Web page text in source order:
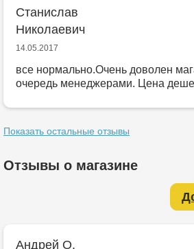
Станислав
Николаевич
14.05.2017
все нормально.Очень доволен
очередь менеджерами. Цена
Показать остальные отзывы
Отзывы о магазине
Андрей О.